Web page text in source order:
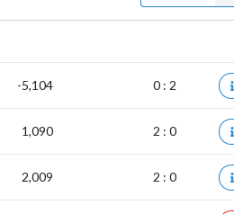
-5,104 0 : 2
1,090 2 : 0
2,009 2 : 0